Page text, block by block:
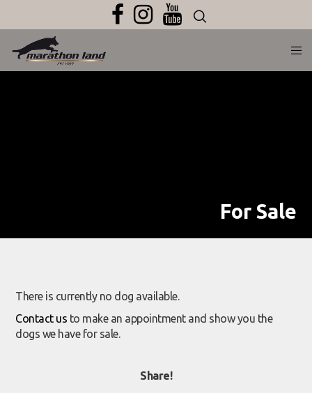
For Sale
There is currently no dog available.
Contact us to make an appointment and show you the
dogs we have for sale.
Share!